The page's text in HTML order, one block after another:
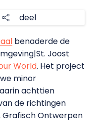
deel
benaderde de
Joost
World. Het project
minor
achttien
de richtingen
Grafisch Ontwerpen